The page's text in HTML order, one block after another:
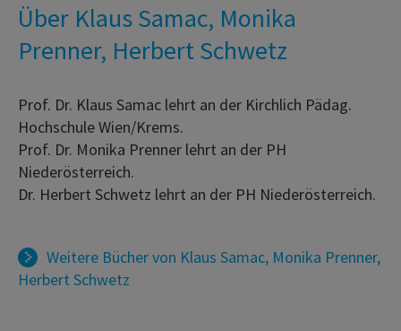
Über Klaus Samac, Monika
Prenner, Herbert Schwetz
Prof. Dr. Klaus Samac lehrt an der Kirchlich Pädag.
Hochschule Wien/Krems.
Prof. Dr. Monika Prenner lehrt an der PH
Niederösterreich.
Dr. Herbert Schwetz lehrt an der PH Niederösterreich.
Weitere Bücher von Klaus Samac, Monika Prenner,
Herbert Schwetz